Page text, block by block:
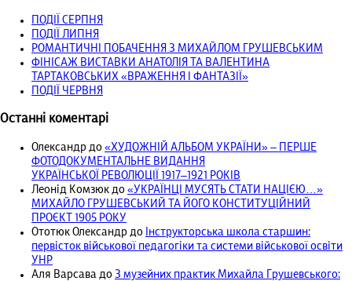
ПОДІЇ СЕРПНЯ
ПОДІЇ ЛИПНЯ
РОМАНТИЧНІ ПОБАЧЕННЯ З МИХАЙЛОМ ГРУШЕВСЬКИМ
ФІНІСАЖ ВИСТАВКИ АНАТОЛІЯ ТА ВАЛЕНТИНА
ТАРТАКОВСЬКИХ «ВРАЖЕННЯ І ФАНТАЗІЇ»
ПОДІЇ ЧЕРВНЯ
Останні коментарі
Олександр до «ХУДОЖНІЙ АЛЬБОМ УКРАЇНИ» – ПЕРШЕ
ФОТОДОКУМЕНТАЛЬНЕ ВИДАННЯ
УКРАЇНСЬКОЇ РЕВОЛЮЦІЇ 1917‒1921 РОКІВ
Леонід Комзюк до «УКРАЇНЦІ МУСЯТЬ СТАТИ НАЦІЄЮ…»
МИХАЙЛО ГРУШЕВСЬКИЙ ТА ЙОГО КОНСТИТУЦІЙНИЙ
ПРОЄКТ 1905 РОКУ
Ототюк Олександр до Інструкторська школа старшин:
первісток військової педагогіки та системи військової освіти
УНР
Аля Варсава до З музейних практик Михайла Грушевського: